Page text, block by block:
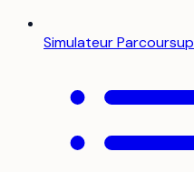
Simulateur Parcoursup